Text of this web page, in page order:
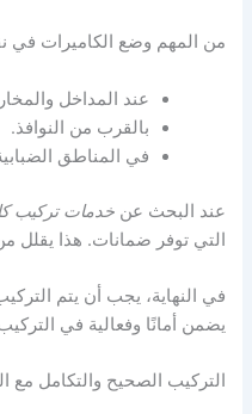
من المهم وضع الكاميرات في
عند المداخل
بالقرب من النوافذ.
في المناطق
عند البحث عنخدمات تركيب
التي توفر ضمانات. هذا يقلل
في النهاية، يجب أن يتم
يضمن أمانًا وفعالية في
التركيب الصحيح والتكامل مع